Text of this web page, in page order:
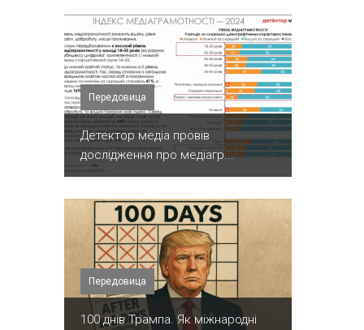
Передовица
Детектор медіа провів
дослідження про медіагр...
Передовица
100 днів Трампа. Як міжнародні